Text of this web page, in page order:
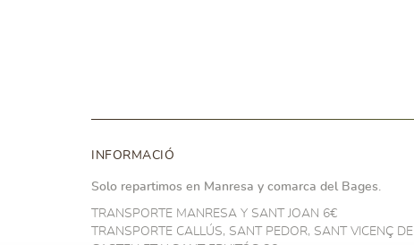
INFORMACIÓ
Solo repartimos en Manresa y comarca del Bages.
TRANSPORTE MANRESA Y SANT JOAN 6€
TRANSPORTE CALLÚS, SANT PEDOR, SANT VICENÇ DE